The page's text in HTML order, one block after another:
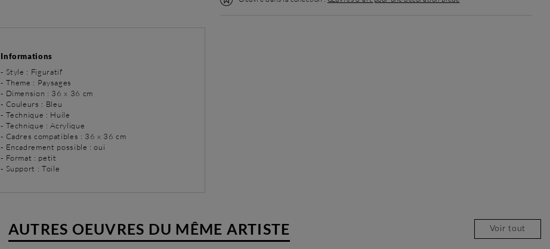
Informations
- Style : Figuratif
- Theme : Paysages
- Dimension : 36 x 36 cm
- Couleurs : Bleu
- Technique : Huile
- Technique : Acrylique
- Cadres compatibles : 36 x 36 cm
- Encadrement possible : oui
- Format : petit
- Support : Toile
AUTRES OEUVRES DU MÊME ARTISTE Voir tout